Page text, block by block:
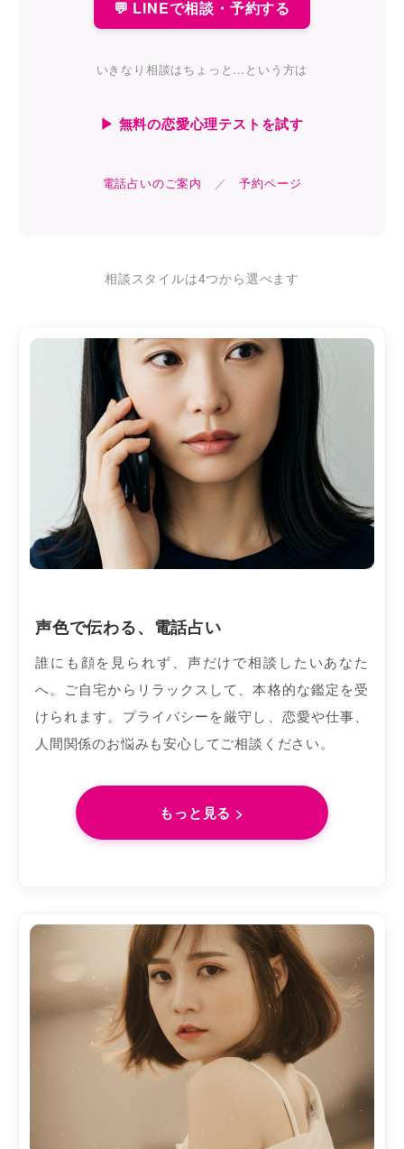
💬 LINEで相談・予約する
いきなり相談はちょっと…という方は
▶ 無料の恋愛心理テストを試す
電話占いのご案内 ／予約ページ
相談スタイルは4つから選べます
声色で伝わる、電話占い
誰にも顔を見られず、声だけで相談したいあなた
へ。ご自宅からリラックスして、本格的な鑑定を受
けられます。プライバシーを厳守し、恋愛や仕事、
人間関係のお悩みも安心してご相談ください。
もっと見る >